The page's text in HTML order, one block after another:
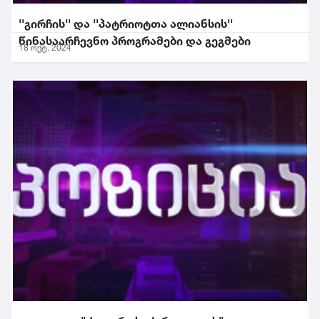
''გირჩის'' და ''პატრიოტთა ალიანსის''
წინასაარჩევნო პროგრამები და გეგმები
18 ოქტ. 2024